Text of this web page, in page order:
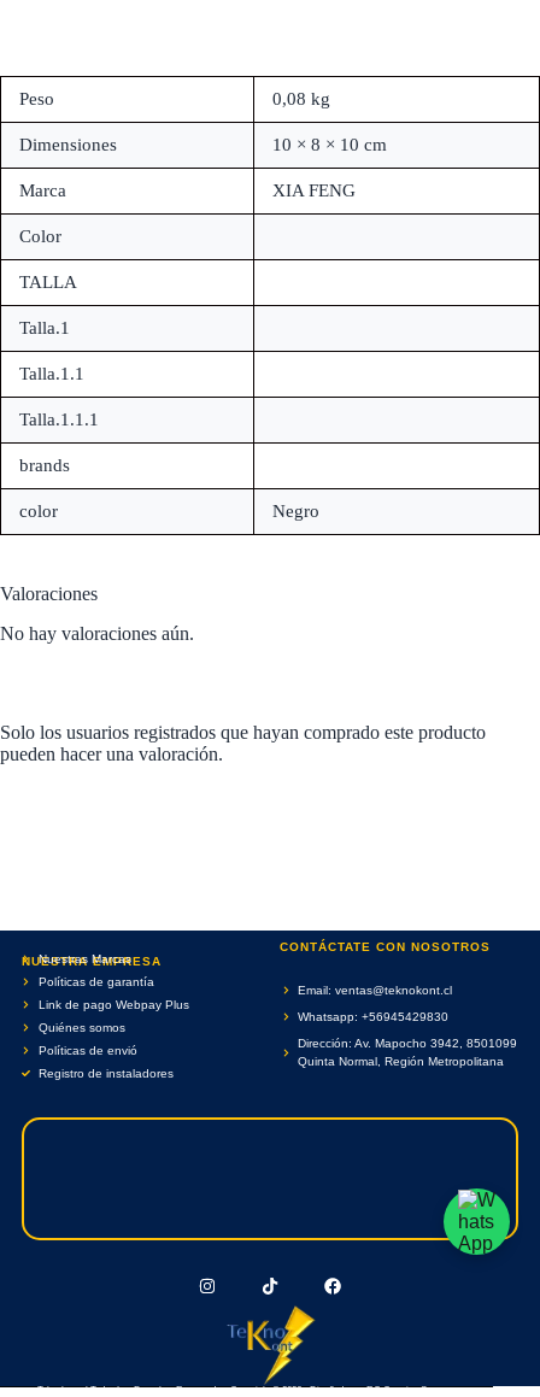
Peso 0,08 kg
Dimensiones 10 × 8 × 10 cm
Marca XIA FENG
Color
TALLA
Talla.1
Talla.1.1
Talla.1.1.1
brands
color Negro
Valoraciones
No hay valoraciones aún.
Solo los usuarios registrados que hayan comprado este producto
pueden hacer una valoración.
NUESTRA EMPRESA
Nuestras Marcas
Políticas de garantía
Link de pago Webpay Plus
Quiénes somos
Políticas de envió
Registro de instaladores
CONTÁCTATE CON NOSOTROS
Email: ventas@teknokont.cl
Whatsapp: +56945429830
Dirección: Av. Mapocho 3942, 8501099
Quinta Normal, Región Metropolitana
Teknokont.cl Todos Los Derechos Reservados. Copyright © 2026 - Diseñado por RC Creative Systems